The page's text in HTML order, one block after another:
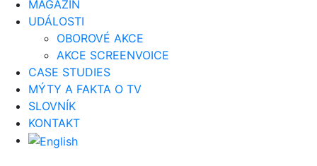
MAGAZÍN
UDÁLOSTI
OBOROVÉ AKCE
AKCE SCREENVOICE
CASE STUDIES
MÝTY A FAKTA O TV
SLOVNÍK
KONTAKT